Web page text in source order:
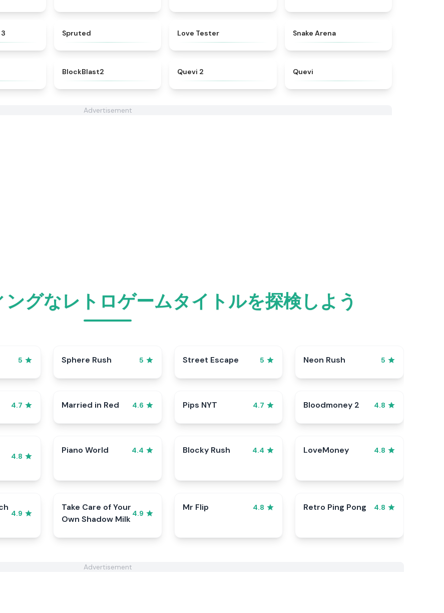
Spruted Love Tester Snake Arena
BlockBlast2 Quevi 2 Quevi
Advertisement
グなレトロゲームタイトルを探検しよう
5 Sphere Rush 5 Street Escape 5 Neon Rush 5
4.7 Married in Red 4.6 Pips NYT 4.7 Bloodmoney 2 4.8
4.8
Piano World 4.4 Blocky Rush 4.4 LoveMoney 4.8
4.9
Take Care of Your
Own Shadow Milk
4.9
Mr Flip 4.8 Retro Ping Pong 4.8
Advertisement